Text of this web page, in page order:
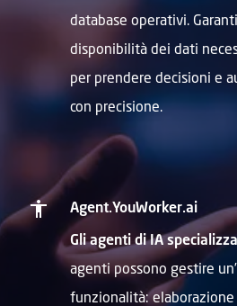
database operativi.
disponibilità dei dati
per prendere decisioni e
con precisione.
Agent.YouWorker.ai
Gli agenti di IA
agenti possono gestire
funzionalità: